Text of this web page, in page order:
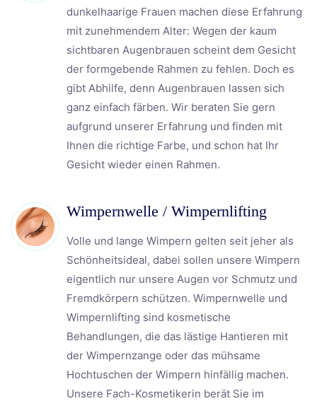
dunkelhaarige Frauen machen diese Erfahrung
mit zunehmendem Alter: Wegen der kaum
sichtbaren Augenbrauen scheint dem Gesicht
der formgebende Rahmen zu fehlen. Doch es
gibt Abhilfe, denn Augenbrauen lassen sich
ganz einfach färben. Wir beraten Sie gern
aufgrund unserer Erfahrung und finden mit
Ihnen die richtige Farbe, und schon hat Ihr
Gesicht wieder einen Rahmen.
Wimpernwelle / Wimpernlifting
Volle und lange Wimpern gelten seit jeher als
Schönheitsideal, dabei sollen unsere Wimpern
eigentlich nur unsere Augen vor Schmutz und
Fremdkörpern schützen. Wimpernwelle und
Wimpernlifting sind kosmetische
Behandlungen, die das lästige Hantieren mit
der Wimpernzange oder das mühsame
Hochtuschen der Wimpern hinfällig machen.
Unsere Fach-Kosmetikerin berät Sie im